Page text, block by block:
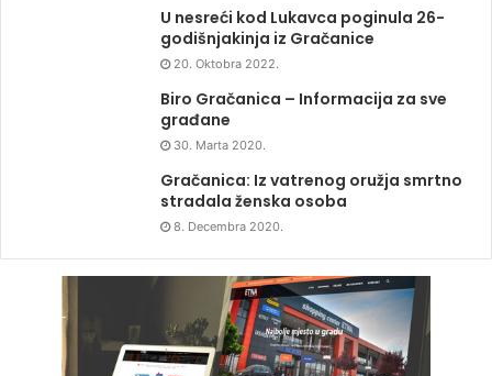
U nesreći kod Lukavca poginula 26-
godišnjakinja iz Gračanice
20. Oktobra 2022.
Biro Gračanica – Informacija za sve
građane
30. Marta 2020.
Gračanica: Iz vatrenog oružja smrtno
stradala ženska osoba
8. Decembra 2020.